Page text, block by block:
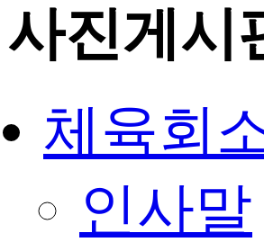
사진게시
체육회
인사말